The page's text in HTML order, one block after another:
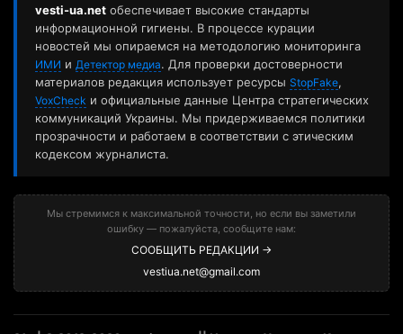
vesti-ua.net обеспечивает высокие стандарты
информационной гигиены. В процессе курации
новостей мы опираемся на методологию мониторинга
ИМИ и Детектор медиа. Для проверки достоверности
материалов редакция использует ресурсы StopFake,
VoxCheck и официальные данные Центра стратегических
коммуникаций Украины. Мы придерживаемся политики
прозрачности и работаем в соответствии с этическим
кодексом журналиста.
Мы стремимся к максимальной точности, но если вы заметили
ошибку — пожалуйста, сообщите нам:
СООБЩИТЬ РЕДАКЦИИ →
vestiua.net@gmail.com